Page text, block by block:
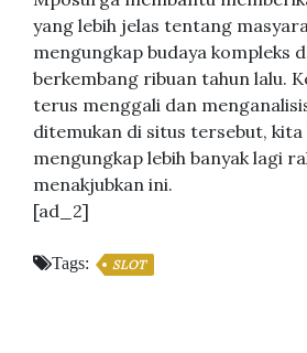
yang lebih jelas tentang
mengungkap budaya kompleks
berkembang ribuan tahun lalu.
terus menggali dan
ditemukan di situs tersebut,
mengungkap lebih banyak lagi
menakjubkan ini.
[ad_2]
Tags: SLOT